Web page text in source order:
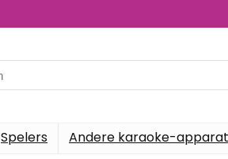
Spelers Andere karaoke-